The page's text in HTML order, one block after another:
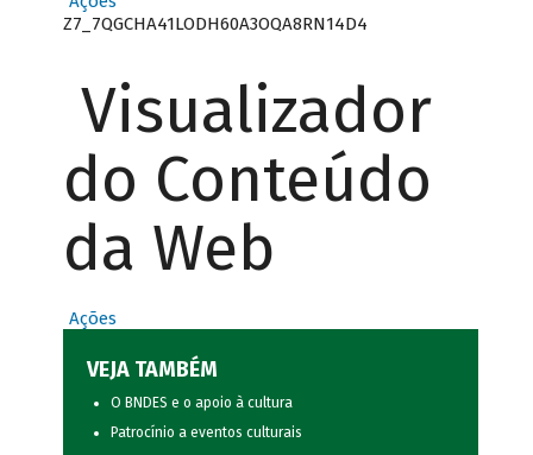
Z7_7QGCHA41LODH60A3OQA8RN14D4
Visualizador
do Conteúdo
da Web
Ações
VEJA TAMBÉM
O BNDES e o apoio à cultura
Patrocínio a eventos culturais